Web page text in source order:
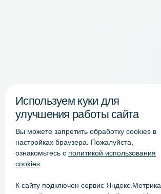
Используем куки для
улучшения работы сайта
Вы можете запретить обработку сookies в
настройках браузера. Пожалуйста,
ознакомьтесь с политикой использования
cookies
К сайту подключен сервис Яндекс.Метрика,